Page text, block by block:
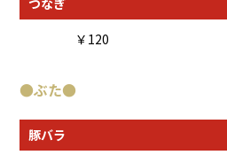
￥120
●ぶた●
豚バラ